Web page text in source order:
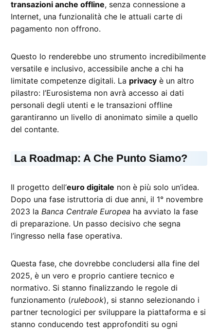
transazioni anche offline, senza connessione a
Internet, una funzionalità che le attuali carte di
pagamento non offrono.
Questo lo renderebbe uno strumento incredibilmente
versatile e inclusivo, accessibile anche a chi ha
limitate competenze digitali. La privacy è un altro
pilastro: l’Eurosistema non avrà accesso ai dati
personali degli utenti e le transazioni offline
garantiranno un livello di anonimato simile a quello
del contante.
La Roadmap: A Che Punto Siamo?
Il progetto dell’euro digitale non è più solo un’idea.
Dopo una fase istruttoria di due anni, il 1° novembre
2023 laBanca Centrale Europea ha avviato la fase
di preparazione. Un passo decisivo che segna
l’ingresso nella fase operativa.
Questa fase, che dovrebbe concludersi alla fine del
2025, è un vero e proprio cantiere tecnico e
normativo. Si stanno finalizzando le regole di
funzionamento (rulebook), si stanno selezionando i
partner tecnologici per sviluppare la piattaforma e si
stanno conducendo test approfonditi su ogni